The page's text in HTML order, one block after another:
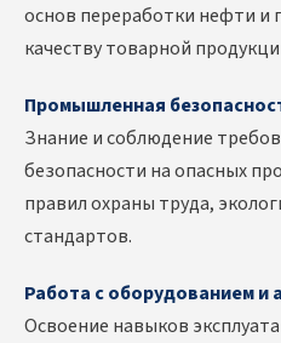
основ переработки нефти и
качеству товарной
Промышленная
Знание и соблюдение
безопасности на опасных
правил охраны труда,
стандартов.
Работа с оборудованием и
Освоение навыков